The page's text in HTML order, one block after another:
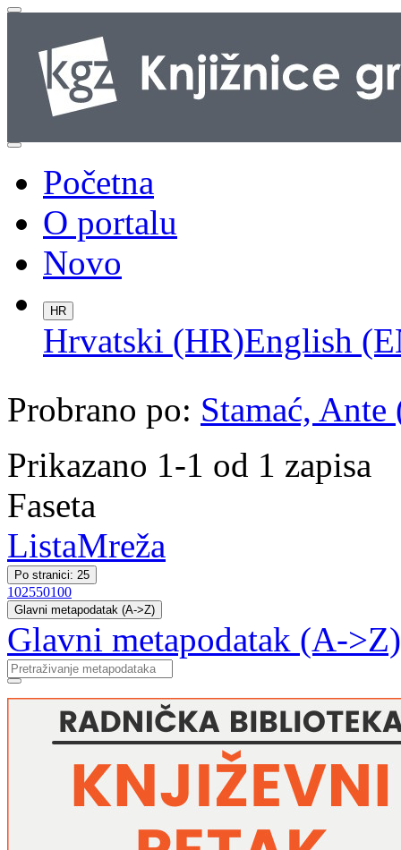
Početna
O portalu
Novo
HR
Hrvatski (HR)English
Probrano po: Stamać,
Prikazano 1-1 od 1 zapisa
Faseta
ListaMreža
Po stranici: 25
102550100
Glavni metapodatak (A->Z)
Glavni metapodatak (A->Z)